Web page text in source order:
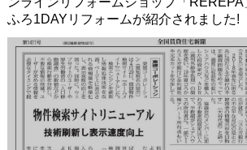
ふろ1DAYリフォームが紹介されました!